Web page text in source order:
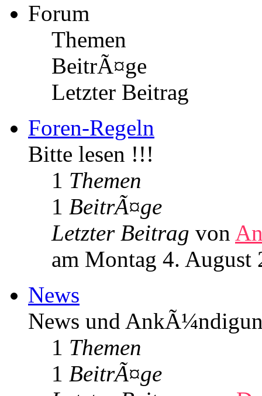
Forum
Themen
BeitrÃ¤ge
Letzter Beitrag
Foren-Regeln
Bitte lesen !!!
1 Themen
1 BeitrÃ¤ge
Letzter Beitrag von
am Montag 4. August
News
News und
1 Themen
1 BeitrÃ¤ge